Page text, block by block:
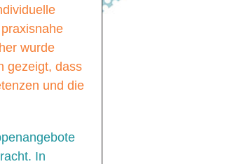
wurde
gezeigt, dass
und die
In